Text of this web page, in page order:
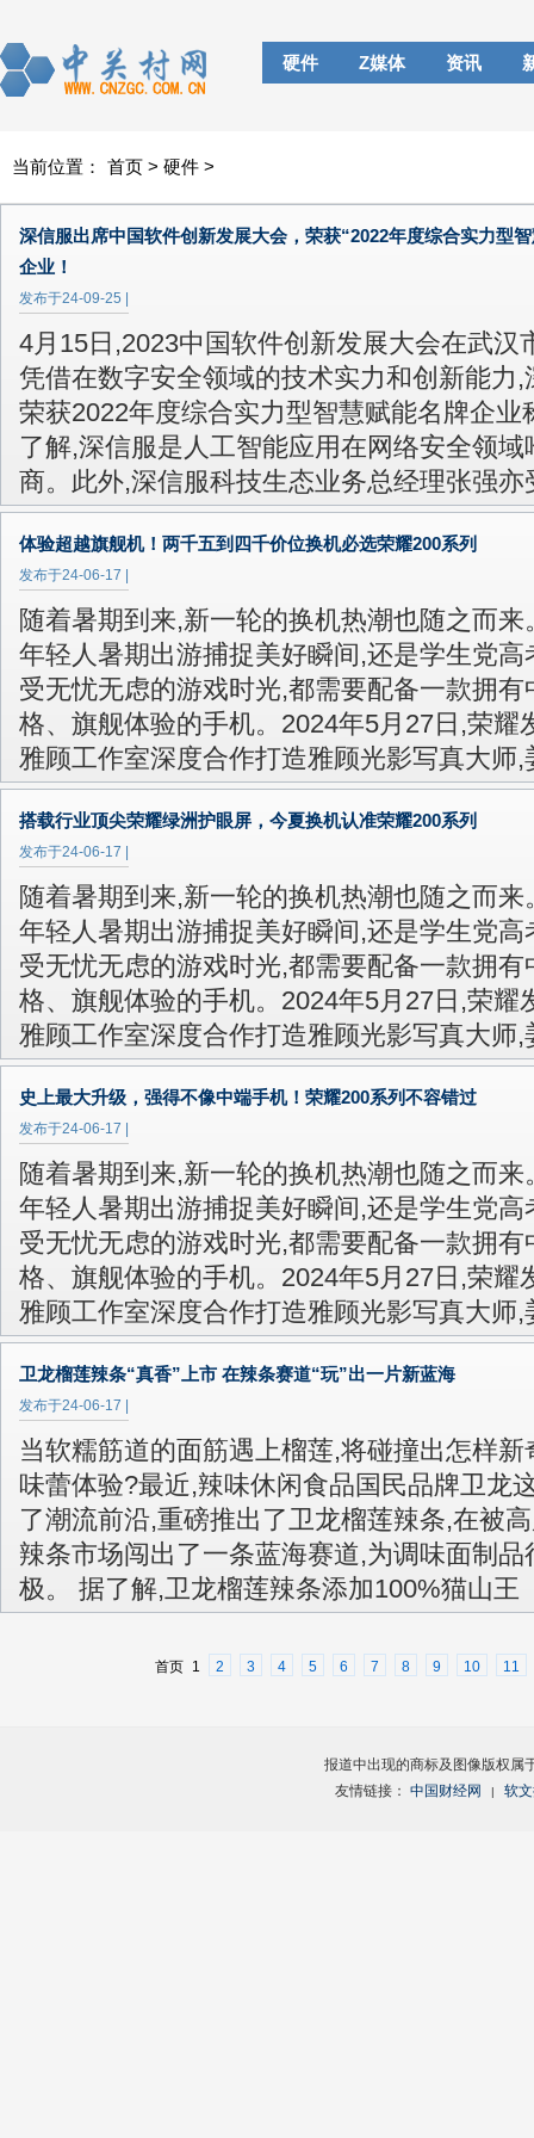
硬件 Z媒体 资讯
当前位置： 首页 > 硬件 >
深信服出席中国软件创新发展大会，荣获“2022年度综合实力型
企业！
发布于24-09-25
4月15日,2023中国软件创新发展大会在武汉
凭借在数字安全领域的技术实力和创新能力,
荣获2022年度综合实力型智慧赋能名牌企业
了解,深信服是人工智能应用在网络安全领
商。此外,深信服科技生态业务总经理张强亦
体验超越旗舰机！两千五到四千价位换机必选荣耀200系列
发布于24-06-17
随着暑期到来,新一轮的换机热潮也随之而来
年轻人暑期出游捕捉美好瞬间,还是学生党高
受无忧无虑的游戏时光,都需要配备一款拥有
格、旗舰体验的手机。2024年5月27日,荣耀
雅顾工作室深度合作打造雅顾光影写真大师,
搭载行业顶尖荣耀绿洲护眼屏，今夏换机认准荣耀200系列
发布于24-06-17
随着暑期到来,新一轮的换机热潮也随之而来
年轻人暑期出游捕捉美好瞬间,还是学生党高
受无忧无虑的游戏时光,都需要配备一款拥有
格、旗舰体验的手机。2024年5月27日,荣耀
雅顾工作室深度合作打造雅顾光影写真大师,
史上最大升级，强得不像中端手机！荣耀200系列不容错过
发布于24-06-17
随着暑期到来,新一轮的换机热潮也随之而来
年轻人暑期出游捕捉美好瞬间,还是学生党高
受无忧无虑的游戏时光,都需要配备一款拥有
格、旗舰体验的手机。2024年5月27日,荣耀
雅顾工作室深度合作打造雅顾光影写真大师,
卫龙榴莲辣条“真香”上市 在辣条赛道“玩”出一片新蓝海
发布于24-06-17
当软糯筋道的面筋遇上榴莲,将碰撞出怎样新
味蕾体验?最近,辣味休闲食品国民品牌卫龙
了潮流前沿,重磅推出了卫龙榴莲辣条,在被
辣条市场闯出了一条蓝海赛道,为调味面制
极。 据了解,卫龙榴莲辣条添加100%猫山王
首页 1 2 3 4 5 6 7 8 9 10 11
报道中出现的商标及图像版权属
友情链接： 中国财经网 | 软